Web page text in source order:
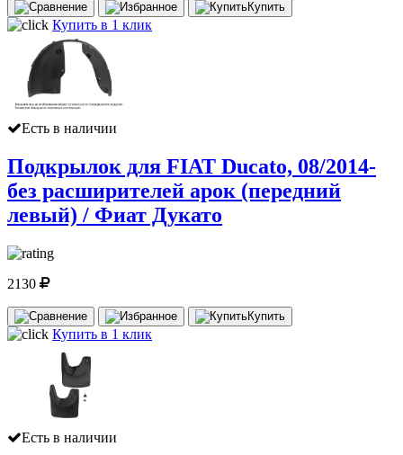
Купить
Купить в 1 клик
Есть в наличии
Подкрылок для FIAT Ducato, 08/2014-
без расширителей арок (передний
левый) / Фиат Дукато
2130
Купить
Купить в 1 клик
Есть в наличии